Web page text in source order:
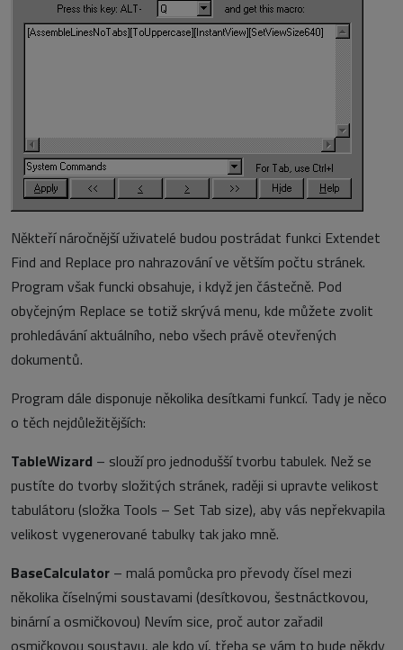
Někteří náročnější uživatelé budou postrádat funkci Extendet
Find and Replace pro nahrazování ve větším počtu stránek.
Program však funcki obsahuje, i když jen částečně. Pod
obyčejným Replace se totiž skrývá menu, kde můžete zvolit
prohledávání aktuálního, nebo všech právě otevřených
dokumentů.
Program dále disponuje několika desítkami funkcí. Tady je něco
o těch nejdůležitějších:
TableWizard – slouží pro jednodušší tvorbu tabulek. Než se
pustíte do tvorby složitých stránek, raději si upravte velikost
tabulátoru (složka Tools – Set Tab size), aby vás nepřekvapila
velikost vygenerované tabulky tak jako mně.
BaseCalculator – malá pomůcka pro převody čísel mezi
několika číselnými soustavami (desítkovou, šestnáctkovou,
binární a osmičkovou) Nevím sice, proč autor zařadil